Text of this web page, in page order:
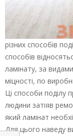
різних способів
способів
ламінату, за
міцності, по
Ці способи поділу
людини затіяв
який ламінат
Для цього наведу